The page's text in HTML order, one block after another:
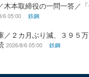
木本取締役の一問一答／
6 05:00 鉄鋼
／２カ月ぶり減、３９５万
2026/8/6 05:00 鉄鋼